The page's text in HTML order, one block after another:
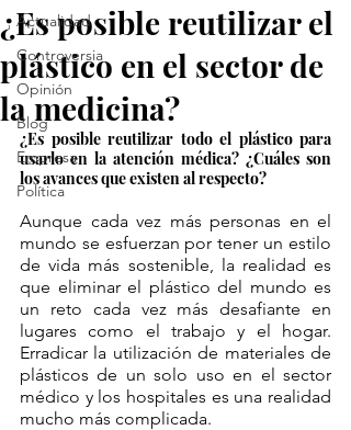
Actualidad
Controversia
Opinión
Blog
Empresa
Política
¿Es posible reutilizar el
plástico en el sector de
la medicina?
¿Es posible reutilizar todo el plástico para
usarlo en la atención médica? ¿Cuáles son
los avances que existen al respecto?
Aunque cada vez más personas en el
mundo se esfuerzan por tener un estilo
de vida más sostenible, la realidad es
que eliminar el plástico del mundo es
un reto cada vez más desafiante en
lugares como el trabajo y el hogar.
Erradicar la utilización de materiales de
plásticos de un solo uso en el sector
médico y los hospitales es una realidad
mucho más complicada.